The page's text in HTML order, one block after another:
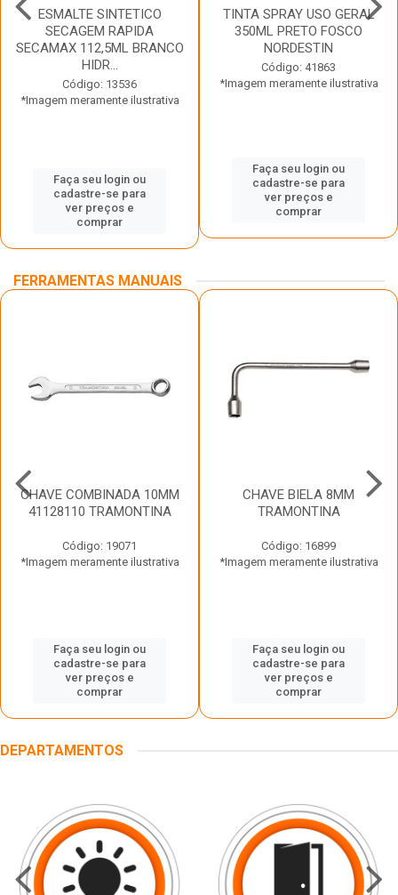
ESMALTE SINTETICO
SECAGEM RAPIDA
SECAMAX 112,5ML BRANCO
HIDR...
Código: 13536
*Imagem meramente ilustrativa
Faça seu login ou
cadastre-se para
ver preços e
comprar
TINTA SPRAY USO GERAL
350ML PRETO FOSCO
NORDESTIN
Código: 41863
*Imagem meramente ilustrativa
Faça seu login ou
cadastre-se para
ver preços e
comprar
FERRAMENTAS MANUAIS
CHAVE COMBINADA 10MM
41128110 TRAMONTINA
Código: 19071
*Imagem meramente ilustrativa
Faça seu login ou
cadastre-se para
ver preços e
comprar
CHAVE BIELA 8MM
TRAMONTINA
Código: 16899
*Imagem meramente ilustrativa
Faça seu login ou
cadastre-se para
ver preços e
comprar
DEPARTAMENTOS